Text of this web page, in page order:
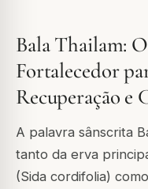
Bala Thailam:
Fortalecedor
Recuperação e
A palavra sânscrita
tanto da erva
(Sida cordifolia)